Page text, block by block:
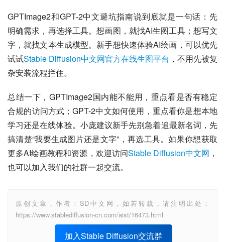
GPTImage2和GPT-2中文避坑指南说到底就是一句话：先
明确需求，再选择工具。想画图，就找AI生图工具；想写文
字，就找文本生成模型。新手想快速体验AI绘画，可以优先
试试Stable Diffusion中文网官方在线生图平台 ，不用先被复
杂安装流程拦住。
总结一下，GPTImage2国内能不能用，重点看是否有稳定
合规的访问方式；GPT-2中文如何使用，重点看你是想本地
学习还是在线体验。小庞建议新手先别急着追最新名词，先
搞清楚“我要生成图片还是文字”，再选工具。如果你想获取
更多AI绘画教程和资源，欢迎访问Stable Diffusion中文网 ，
也可以加入我们的社群一起交流。
原创文章，作者：SD中文网，如若转载，请注明出处：
https://www.stablediffusion-cn.com/aist/16473.html
加入Stable Diffusion交流群